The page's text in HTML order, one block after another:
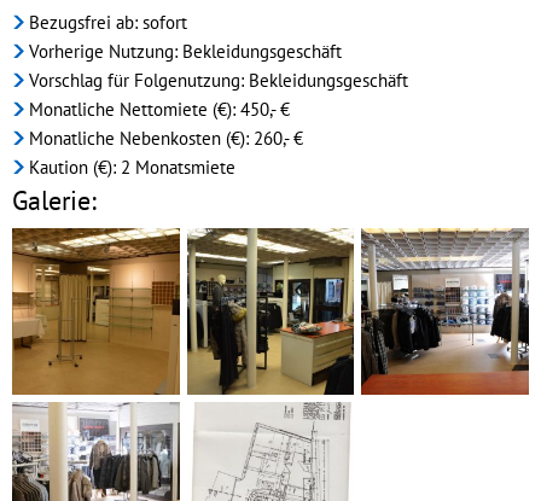
Bezugsfrei ab: sofort
Vorherige Nutzung: Bekleidungsgeschäft
Vorschlag für Folgenutzung: Bekleidungsgeschäft
Monatliche Nettomiete (€): 450,- €
Monatliche Nebenkosten (€): 260,- €
Kaution (€): 2 Monatsmiete
Galerie: